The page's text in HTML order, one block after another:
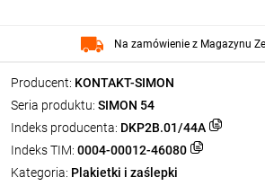
Producent: KONTAKT-SIMON
Seria produktu: SIMON 54
Indeks producenta: DKP2B.01/44A
Indeks TIM: 0004-00012-46080
Kategoria: Plakietki i zaślepki
Na zamówienie z Magazynu